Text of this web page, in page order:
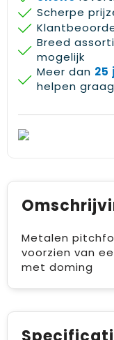
Scherpe
Breed
mogelijk
Meer dan 25
helpen
Metalen
voorzien van
met doming